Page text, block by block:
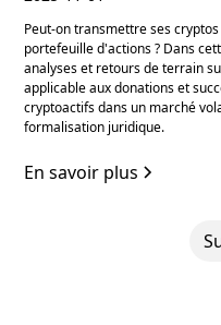
Peut-on transmettre ses
portefeuille d'actions ? Dans
analyses et retours de terrain
applicable aux donations et
cryptoactifs dans un marché
formalisation juridique.
En savoir plus